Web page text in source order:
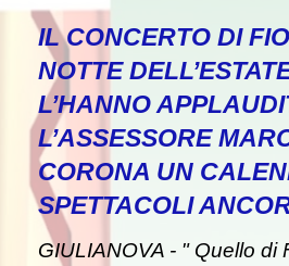
IL CONCERTO DI
NOTTE
L’HANNO
L’ASSESSORE
CORONA UN
SPETTACOLI
GIULIANOVA - " Quello